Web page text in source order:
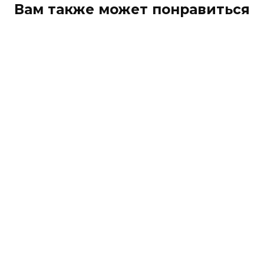
Вам также может понравиться